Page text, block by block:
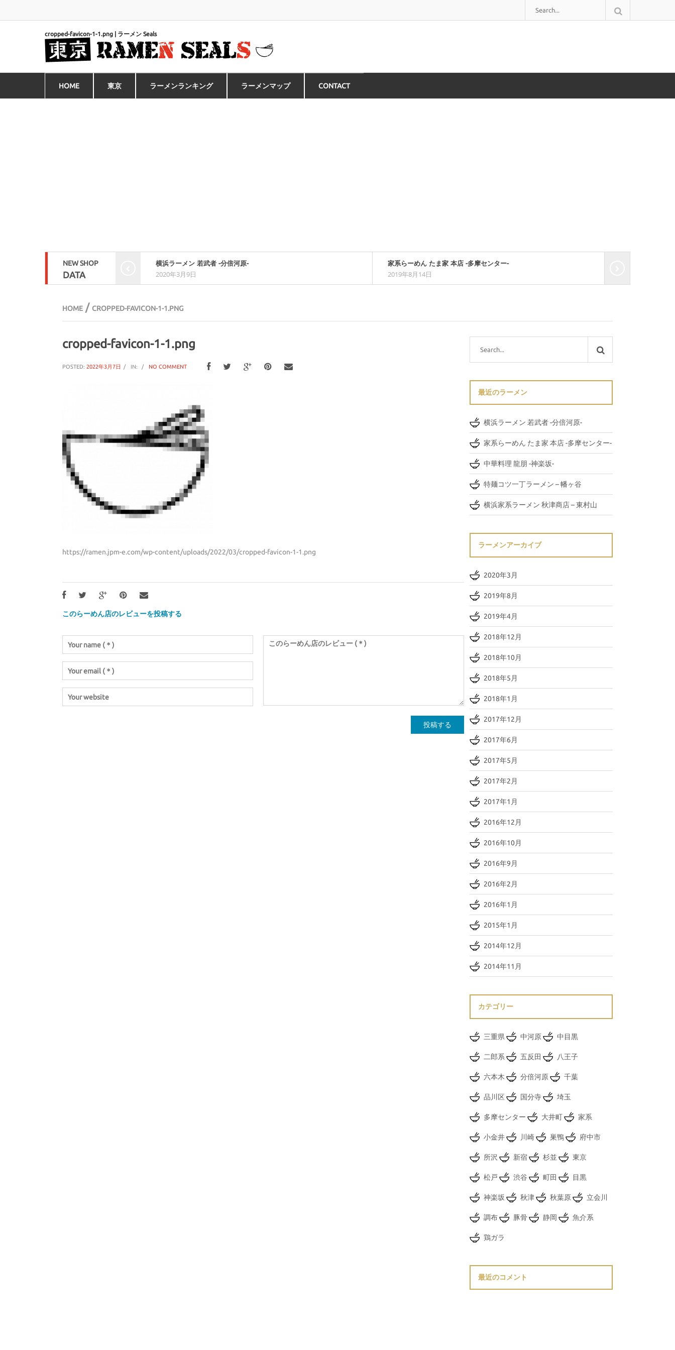
cropped-favicon-1-1.png | ラーメン Seals
HOME 東京 ラーメンランキング ラーメンマップ CONTACT
NEW SHOP
DATA
横浜ラーメン 若武者 -分倍河原-
2020年3月9日
家系らーめん たま家 本店 -多摩センター-
2019年8月14日
HOME / CROPPED-FAVICON-1-1.PNG
cropped-favicon-1-1.png
POSTED: 2022年3月7日 IN: NO COMMENT
https://ramen.jpm-e.com/wp-content/uploads/2022/03/cropped-favicon-1-1.png
このらーめん店のレビューを投稿する
最近のラーメン
横浜ラーメン 若武者 -分倍河原-
家系らーめん たま家 本店 -多摩センター-
中華料理 龍朋 -神楽坂-
特麺コツ一丁ラーメン – 幡ヶ谷
横浜家系ラーメン 秋津商店 – 東村山
ラーメンアーカイブ
2020年3月
2019年8月
2019年4月
2018年12月
2018年10月
2018年5月
2018年1月
2017年12月
2017年6月
2017年5月
2017年2月
2017年1月
2016年12月
2016年10月
2016年9月
2016年2月
2016年1月
2015年1月
2014年12月
2014年11月
カテゴリー
三重県 中河原 中目黒
二郎系 五反田 八王子
六本木 分倍河原 千葉
品川区 国分寺 埼玉
多摩センター 大井町 家系
小金井 川崎 巣鴨 府中市
所沢 新宿 杉並 東京
松戸 渋谷 町田 目黒
神楽坂 秋津 秋葉原 立会川
調布 豚骨 静岡 魚介系
鶏ガラ
最近のコメント